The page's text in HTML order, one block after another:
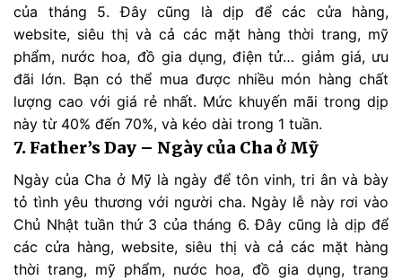
của tháng 5. Đây cũng là dịp để các cửa hàng,
website, siêu thị và cả các mặt hàng thời trang, mỹ
phẩm, nước hoa, đồ gia dụng, điện tử… giảm giá, ưu
đãi lớn. Bạn có thể mua được nhiều món hàng chất
lượng cao với giá rẻ nhất. Mức khuyến mãi trong dịp
này từ 40% đến 70%, và kéo dài trong 1 tuần.
7. Father’s Day – Ngày của Cha ở Mỹ
Ngày của Cha ở Mỹ là ngày để tôn vinh, tri ân và bày
tỏ tình yêu thương với người cha. Ngày lễ này rơi vào
Chủ Nhật tuần thứ 3 của tháng 6. Đây cũng là dịp để
các cửa hàng, website, siêu thị và cả các mặt hàng
thời trang, mỹ phẩm, nước hoa, đồ gia dụng, trang